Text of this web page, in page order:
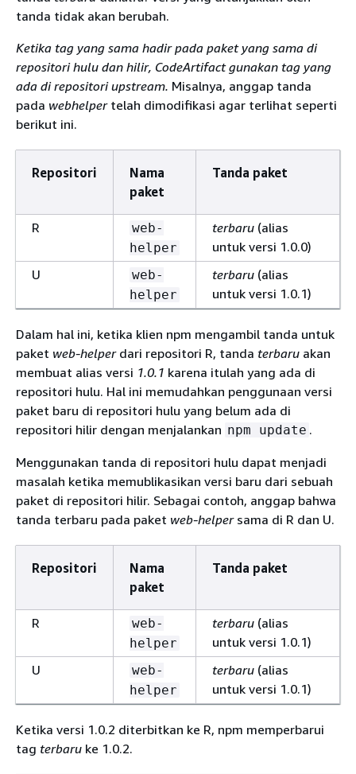
tanda tidak akan berubah.
Ketika tag yang sama hadir pada paket yang sama di
repositori hulu dan hilir, CodeArtifact gunakan tag yang
ada di repositori upstream. Misalnya, anggap tanda
pada webhelpertelah dimodifikasi agar terlihat seperti
berikut ini.
Repositori
Nama
paket
Tanda paket
R
web-
helper
terbaru (alias
untuk versi 1.0.0)
U
web-
helper
terbaru (alias
untuk versi 1.0.1)
Dalam hal ini, ketika klien npm mengambil tanda untuk
paket web-helperdari repositori R, tanda terbaru akan
membuat alias versi 1.0.1 karena itulah yang ada di
repositori hulu. Hal ini memudahkan penggunaan versi
paket baru di repositori hulu yang belum ada di
repositori hilir dengan menjalankan npm update .
Menggunakan tanda di repositori hulu dapat menjadi
masalah ketika memublikasikan versi baru dari sebuah
paket di repositori hilir. Sebagai contoh, anggap bahwa
tanda terbaru pada paket web-helpersama di R dan U.
Repositori
Nama
paket
Tanda paket
R
web-
helper
terbaru (alias
untuk versi 1.0.1)
U
web-
helper
terbaru (alias
untuk versi 1.0.1)
Ketika versi 1.0.2 diterbitkan ke R, npm memperbarui
tag terbaru ke 1.0.2.